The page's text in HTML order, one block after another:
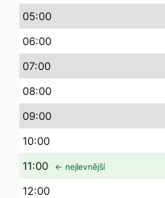
05:00
06:00
07:00
08:00
09:00
10:00
11:00 ← nejlevnější
12:00